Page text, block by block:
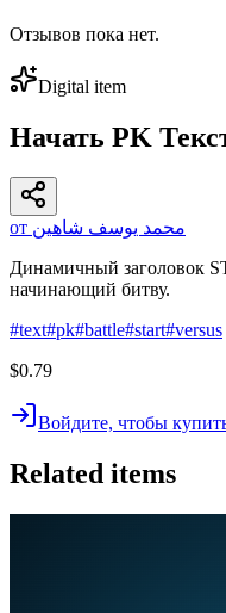
Отзывов пока нет.
Digital item
Начать PK
от محمد يوسف شاهين
Динамичный заголовок
начинающий битву.
#text#pk#battle#start#versus
$0.79
Войдите, чтобы
Related items